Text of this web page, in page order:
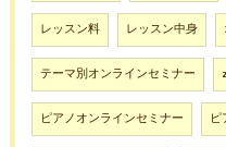
レッスン料 レッスン中身
テーマ別オンラインセミナー
ピアノオンラインセミナー